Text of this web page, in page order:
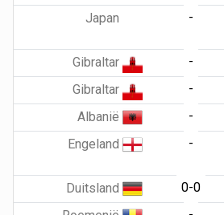
Japan
-
Gibraltar
-
Gibraltar
-
Albanië
-
Engeland
-
Duitsland
0-0